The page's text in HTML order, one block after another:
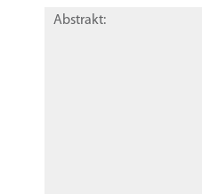
Abstrakt: